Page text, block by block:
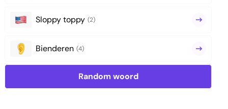
Sloppy toppy (2)
Bienderen (4)
Random woord